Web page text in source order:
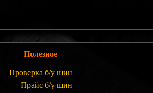
Полезное
Проверка б/у шин
Прайс б/у шин